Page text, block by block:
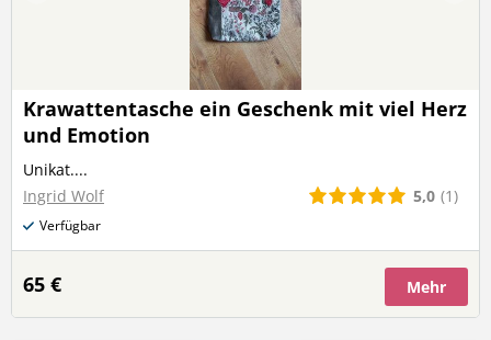
Krawattentasche ein Geschenk mit viel Herz
und Emotion
Unikat....
Ingrid Wolf
5,0 (1)
Verfügbar
65 € Mehr